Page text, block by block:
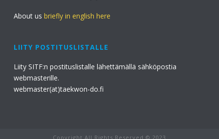
About usbriefly in english here
LIITY POSTITUSLISTALLE
Liity SITF:n postituslistalle lähettämällä sähköpostia
webmasterille.
webmaster(at)taekwon-do.fi
Copyright All Rights Reserved © 2023